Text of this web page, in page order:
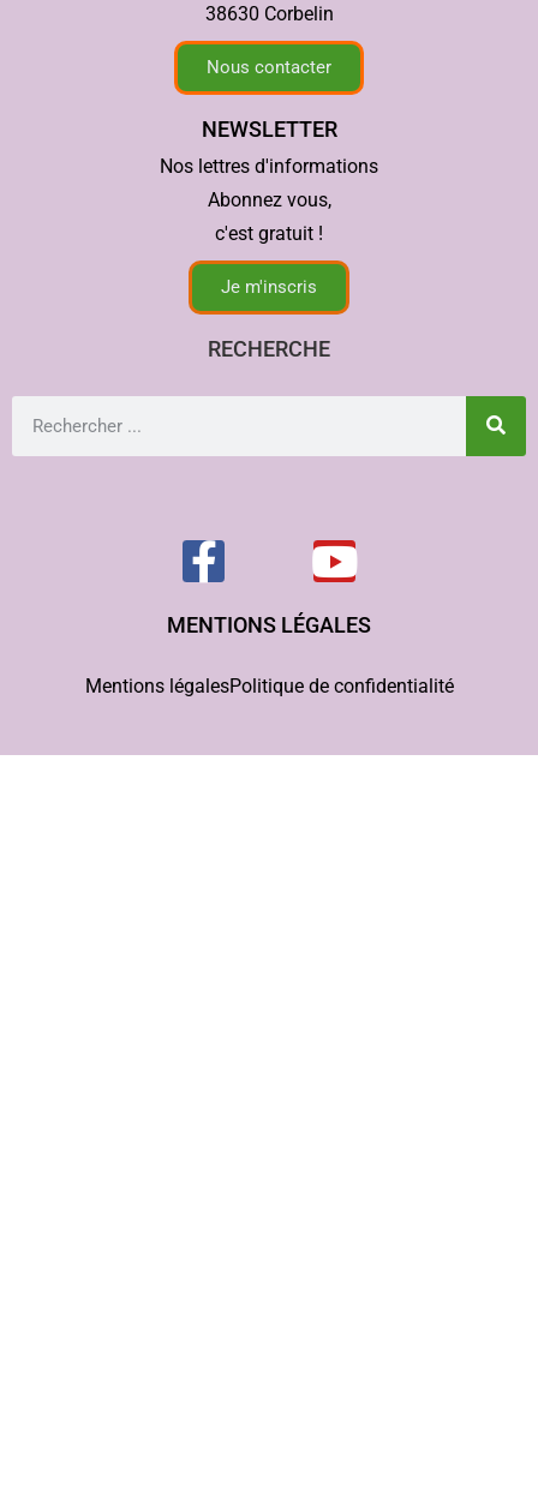
38630 Corbelin
Nous contacter
NEWSLETTER
Nos lettres d'informations
Abonnez vous,
c'est gratuit !
Je m'inscris
RECHERCHE
MENTIONS LÉGALES
Mentions légalesPolitique de confidentialité